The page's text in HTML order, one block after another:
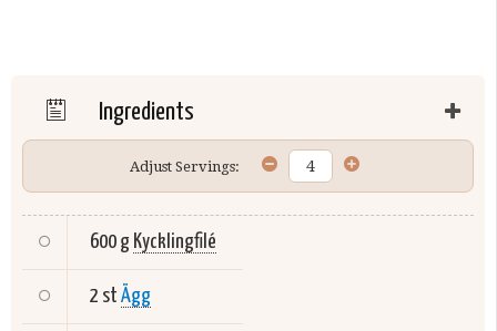
Ingredients
Adjust Servings:
600 g Kycklingfilé
2 st Ägg